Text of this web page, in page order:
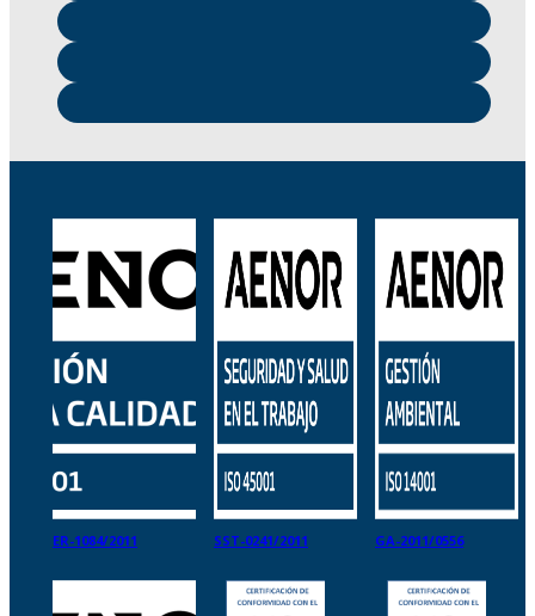
ER-1084/2011 SST-0241/2011 GA-2011/0556